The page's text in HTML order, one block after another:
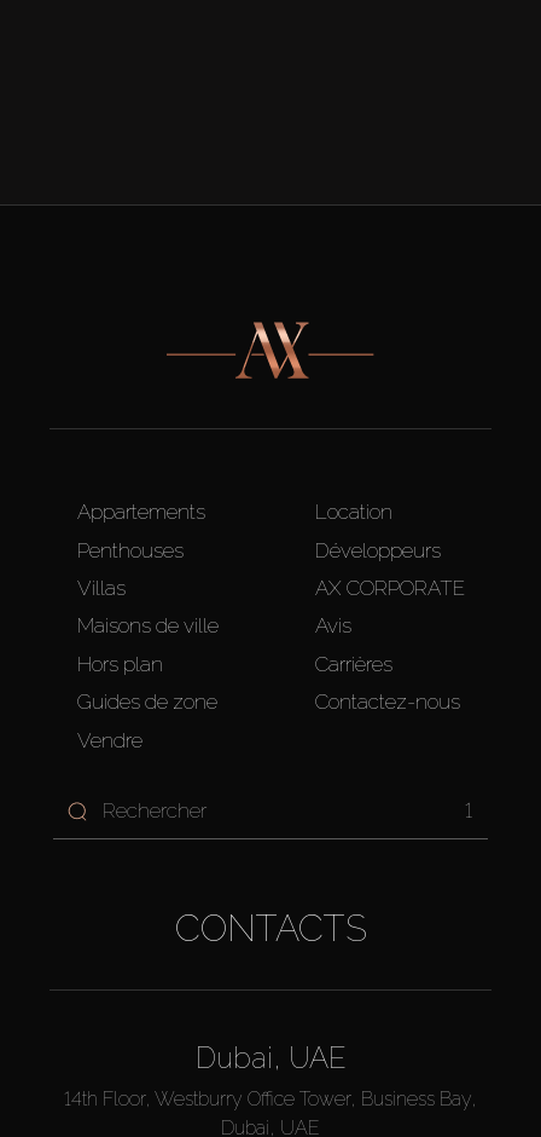
Appartements
Penthouses
Villas
Maisons de ville
Hors plan
Guides de zone
Vendre
Location
Développeurs
AX CORPORATE
Avis
Carrières
Contactez-nous
1
CONTACTS
Dubai, UAE
14th Floor, Westburry Office Tower, Business Bay,
Dubai, UAE